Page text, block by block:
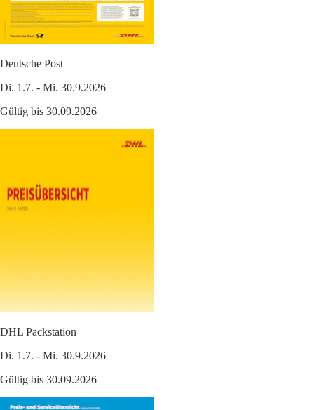
Deutsche Post
Di. 1.7. - Mi. 30.9.2026
Gültig bis 30.09.2026
DHL Packstation
Di. 1.7. - Mi. 30.9.2026
Gültig bis 30.09.2026